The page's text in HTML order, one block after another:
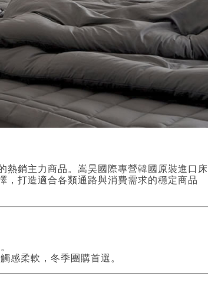
熱銷主力商品。嵩昊國際專營韓國原裝進口床
，打造適合各類通路與消費需求的穩定商品
感柔軟，冬季團購首選。